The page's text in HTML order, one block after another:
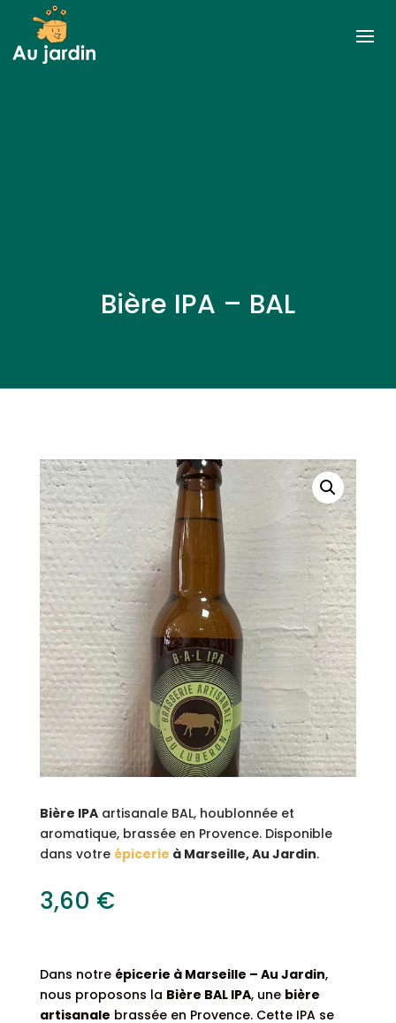
Bière IPA – BAL
Bière IPAartisanale BAL, houblonnée et
aromatique, brassée en Provence. Disponible
dans votre épicerie à Marseille, Au Jardin.
3,60 €
Dans notre épicerie à Marseille – Au Jardin,
nous proposons la Bière BAL IPA, une bière
artisanale brassée en Provence. Cette IPA se